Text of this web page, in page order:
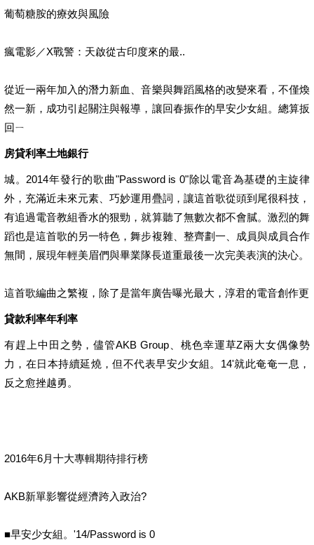
葡萄糖胺的療效與風險
瘋電影／X戰警：天啟從古印度來的最..
從近一兩年加入的潛力新血、音樂與舞蹈風格的改變來看，不僅煥
然一新，成功引起關注與報導，讓回春振作的早安少女組。總算扳
回ㄧ
房貸利率土地銀行
城。2014年發行的歌曲"Password is 0"除以電音為基礎的主旋律
外，充滿近未來元素、巧妙運用疊詞，讓這首歌從頭到尾很科技，
有追過電音教組香水的狠勁，就算聽了無數次都不會膩。激烈的舞
蹈也是這首歌的另一特色，舞步複雜、整齊劃一、成員與成員合作
無間，展現年輕美眉們與畢業隊長道重最後一次完美表演的決心。
這首歌編曲之繁複，除了是當年廣告曝光最大，淳君的電音創作更
貸款利率年利率
有趕上中田之勢，儘管AKB Group、桃色幸運草Z兩大女偶像勢
力，在日本持續延燒，但不代表早安少女組。14'就此奄奄一息，
反之愈挫越勇。
2016年6月十大專輯期待排行榜
AKB新單影響從經濟跨入政治?
■早安少女組。'14/Password is 0